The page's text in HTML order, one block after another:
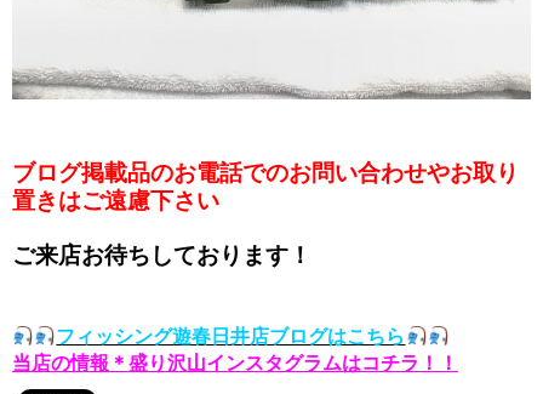
ブログ掲載品のお電話でのお問い合わせやお取り
置きはご遠慮下さい
ご来店お待ちしております！
フィッシング遊春日井店ブログはこちら
当店の情報＊盛り沢山インスタグラムはコチラ！！